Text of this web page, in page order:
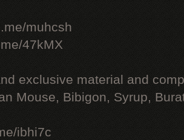
muhcsh
47kMX
exclusive material and
Mouse, Bibigon, Syrup,
ibhi7c